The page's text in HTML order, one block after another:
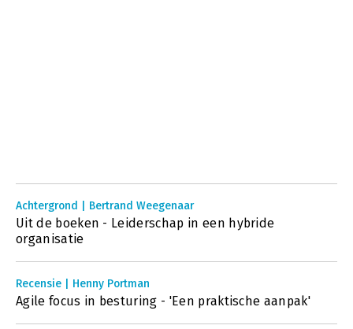
Achtergrond | Bertrand Weegenaar
Uit de boeken - Leiderschap in een hybride
organisatie
Recensie | Henny Portman
Agile focus in besturing - 'Een praktische aanpak'